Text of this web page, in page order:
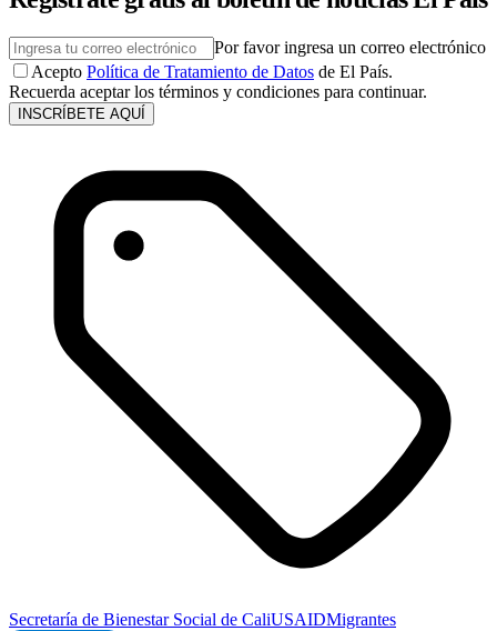
Por favor ingresa un correo electrónico
Acepto Política de Tratamiento de Datos de El País.
Recuerda aceptar los términos y condiciones para continuar.
INSCRÍBETE AQUÍ
Secretaría de Bienestar Social de CaliUSAIDMigrantes